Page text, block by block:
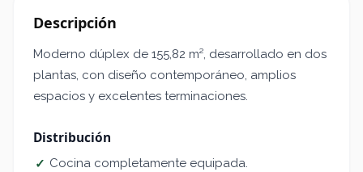
Descripción
Moderno dúplex de 155,82 m², desarrollado en dos
plantas, con diseño contemporáneo, amplios
espacios y excelentes terminaciones.
Distribución
✓ Cocina completamente equipada.